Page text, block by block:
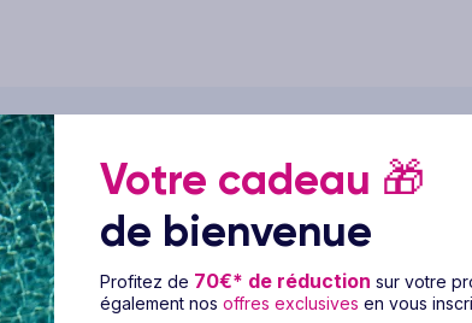
Mondi Club El Olivar
Votre cadeau 🎁
de bienvenue
Profitez de 70€* de réduction sur votre
également nosoffres exclusives en vous